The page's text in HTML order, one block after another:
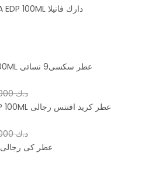
DARK VANILLA EDP 100ML دارك فانيلا
SEXY9 EDP 100ML عطر سكسى9 نسائى
د.ك5.000
AVENTUS EDP 100ML عطر كريد افنتس رجالى
د.ك5.000
K EDP 100ML عطر كى رجالى